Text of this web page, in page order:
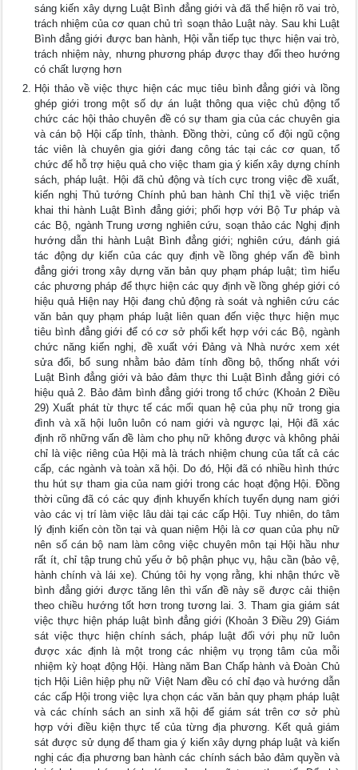
sáng kiến xây dựng Luật Bình đẳng giới và đã thể hiện rõ vai trò,
trách nhiệm của cơ quan chủ trì soạn thảo Luật này. Sau khi Luật
Bình đẳng giới được ban hành, Hội vẫn tiếp tục thực hiện vai trò,
trách nhiệm này, nhưng phương pháp được thay đổi theo hướng
có chất lượng hơn
Hội thảo về việc thực hiện các mục tiêu bình đẳng giới và lồng
ghép giới trong một số dự án luật thông qua việc chủ động tổ
chức các hội thảo chuyên đề có sự tham gia của các chuyên gia
và cán bộ Hội cấp tỉnh, thành. Đồng thời, củng cố đội ngũ cộng
tác viên là chuyên gia giới đang công tác tại các cơ quan, tổ
chức để hỗ trợ hiệu quả cho việc tham gia ý kiến xây dựng chính
sách, pháp luật. Hội đã chủ động và tích cực trong việc đề xuất,
kiến nghị Thủ tướng Chính phủ ban hành Chỉ thị1 về việc triển
khai thi hành Luật Bình đẳng giới; phối hợp với Bộ Tư pháp và
các Bộ, ngành Trung ương nghiên cứu, soạn thảo các Nghị định
hướng dẫn thi hành Luật Bình đẳng giới; nghiên cứu, đánh giá
tác động dự kiến của các quy định về lồng ghép vấn đề bình
đẳng giới trong xây dựng văn bản quy phạm pháp luật; tìm hiểu
các phương pháp để thực hiện các quy định về lồng ghép giới có
hiệu quả Hiện nay Hội đang chủ động rà soát và nghiên cứu các
văn bản quy phạm pháp luật liên quan đến việc thực hiện mục
tiêu bình đẳng giới để có cơ sở phối kết hợp với các Bộ, ngành
chức năng kiến nghị, đề xuất với Đảng và Nhà nước xem xét
sửa đổi, bổ sung nhằm bảo đảm tính đồng bộ, thống nhất với
Luật Bình đẳng giới và bảo đảm thực thi Luật Bình đẳng giới có
hiệu quả 2. Bảo đảm bình đẳng giới trong tổ chức (Khoản 2 Điều
29) Xuất phát từ thực tế các mối quan hệ của phụ nữ trong gia
đình và xã hội luôn luôn có nam giới và ngược lại, Hội đã xác
định rõ những vấn đề làm cho phụ nữ không được và không phải
chỉ là việc riêng của Hội mà là trách nhiệm chung của tất cả các
cấp, các ngành và toàn xã hội. Do đó, Hội đã có nhiều hình thức
thu hút sự tham gia của nam giới trong các hoạt động Hội. Đồng
thời cũng đã có các quy định khuyến khích tuyển dụng nam giới
vào các vị trí làm việc lâu dài tại các cấp Hội. Tuy nhiên, do tâm
lý định kiến còn tồn tại và quan niệm Hội là cơ quan của phụ nữ
nên số cán bộ nam làm công việc chuyên môn tại Hội hầu như
rất ít, chỉ tập trung chủ yếu ở bộ phận phục vụ, hậu cần (bảo vệ,
hành chính và lái xe). Chúng tôi hy vọng rằng, khi nhận thức về
bình đẳng giới được tăng lên thì vấn đề này sẽ được cải thiện
theo chiều hướng tốt hơn trong tương lai. 3. Tham gia giám sát
việc thực hiện pháp luật bình đẳng giới (Khoản 3 Điều 29) Giám
sát việc thực hiện chính sách, pháp luật đối với phụ nữ luôn
được xác định là một trong các nhiệm vụ trọng tâm của mỗi
nhiệm kỳ hoạt động Hội. Hàng năm Ban Chấp hành và Đoàn Chủ
tịch Hội Liên hiệp phụ nữ Việt Nam đều có chỉ đạo và hướng dẫn
các cấp Hội trong việc lựa chọn các văn bản quy phạm pháp luật
và các chính sách an sinh xã hội để giám sát trên cơ sở phù
hợp với điều kiện thực tế của từng địa phương. Kết quả giám
sát được sử dụng để tham gia ý kiến xây dựng pháp luật và kiến
nghị các địa phương ban hành các chính sách bảo đảm quyền và